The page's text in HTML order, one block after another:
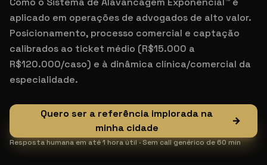
aplicado em operações de advogados de alto valor.
Posicionamento, processo comercial e captação
calibrados ao ticket médio (R$15.000 a
R$120.000/caso) e à dinâmica clínica/comercial da
especialidade.
Quero ser a referência implorada na
minha cidade
→
Resposta humana em até 1 hora útil · Sem call genérico de 60 min